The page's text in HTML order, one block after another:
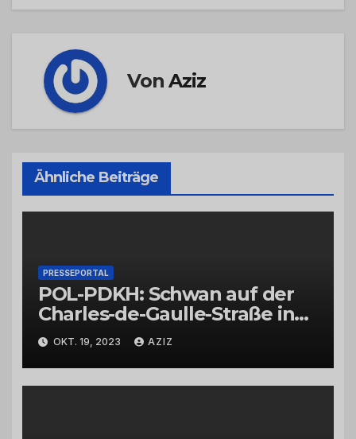
VonAziz
Ähnliche Beiträge
PRESSEPORTAL
POL-PDKH: Schwan auf der
Charles-de-Gaulle-Straße in
Bad Kreuznach beeinflusst
Feierabendverkehr
OKT. 19, 2023 AZIZ